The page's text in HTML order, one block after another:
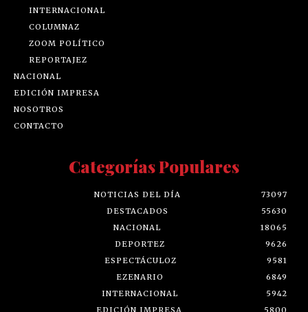
INTERNACIONAL
COLUMNAZ
ZOOM POLÍTICO
REPORTAJEZ
NACIONAL
EDICIÓN IMPRESA
NOSOTROS
CONTACTO
Categorías Populares
NOTICIAS DEL DÍA
73097
DESTACADOS
55630
NACIONAL
18065
DEPORTEZ
9626
ESPECTÁCULOZ
9581
EZENARIO
6849
INTERNACIONAL
5942